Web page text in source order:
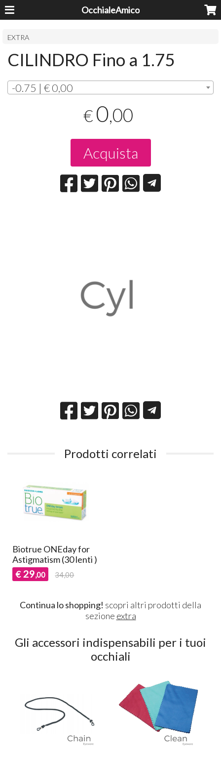
OcchialeAmico
EXTRA
CILINDRO Fino a 1.75
-0.75 | € 0,00
€0,00
Acquista
Prodotti correlati
Biotrue ONEday for
Astigmatism (30 lenti )
€ 29,00 34,00
Continua lo shopping! scopri altri prodotti della
sezione extra
Gli accessori indispensabili per i tuoi
occhiali